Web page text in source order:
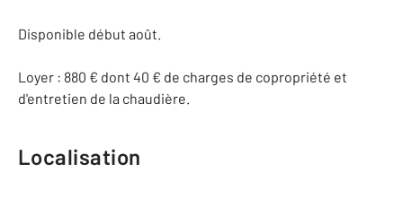
Disponible début août.
Loyer : 880 € dont 40 € de charges de copropriété et
d'entretien de la chaudière.
Localisation